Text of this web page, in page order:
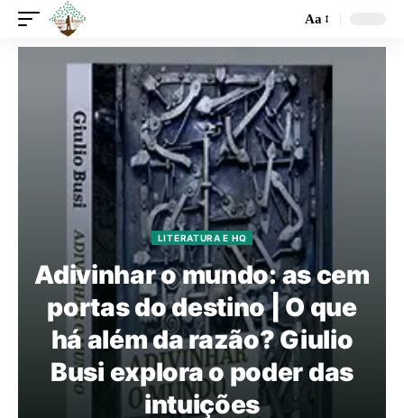
Aa
LITERATURA E HQ
Adivinhar o mundo: as cem
portas do destino | O que
há além da razão? Giulio
Busi explora o poder das
intuições